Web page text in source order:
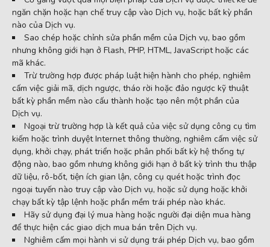
ngăn chặn hoặc hạn chế truy cập vào Dịch vụ, hoặc bất kỳ phần
nào của Dịch vụ.
Sao chép hoặc chỉnh sửa phần mềm của Dịch vụ, bao gồm
nhưng không giới hạn ở Flash, PHP, HTML, JavaScript hoặc các
mã khác.
Trừ trường hợp được pháp luật hiện hành cho phép, nghiêm
cấm việc giải mã, dịch ngược, tháo rời hoặc đảo ngược kỹ thuật
bất kỳ phần mềm nào cấu thành hoặc tạo nên một phần của
Dịch vụ.
Ngoại trừ trường hợp là kết quả của việc sử dụng công cụ tìm
kiếm hoặc trình duyệt Internet thông thường, nghiêm cấm việc sử
dụng, khởi chạy, phát triển hoặc phân phối bất kỳ hệ thống tự
động nào, bao gồm nhưng không giới hạn ở bất kỳ trình thu thập
dữ liệu, rô-bốt, tiện ích gian lận, công cụ quét hoặc trình đọc
ngoại tuyến nào truy cập vào Dịch vụ, hoặc sử dụng hoặc khởi
chạy bất kỳ tập lệnh hoặc phần mềm trái phép nào khác.
Hãy sử dụng đại lý mua hàng hoặc người đại diện mua hàng
để thực hiện các giao dịch mua bán trên Dịch vụ.
Nghiêm cấm mọi hành vi sử dụng trái phép Dịch vụ, bao gồm